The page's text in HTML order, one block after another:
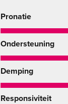
Pronatie
Ondersteuning
Demping
Responsiviteit